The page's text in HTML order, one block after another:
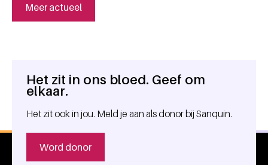
Meer actueel
Algemene informatie
Het zit in ons bloed. Geef om
elkaar.
Het zit ook in jou. Meld je aan als donor bij Sanquin.
Word donor